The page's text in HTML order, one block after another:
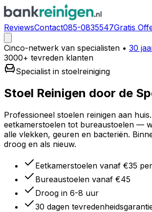
ReviewsContact085-0835547Gratis
Cinco-netwerk van specialisten • 30
3000+ tevreden klanten
Specialist in stoelreiniging
Stoel Reinigen door de
Professioneel stoelen reinigen aan
eetkamerstoelen tot bureaustoelen —
alle vlekken, geuren en bacteriën.
droog en als nieuw.
Eetkamerstoelen vanaf €35
Bureaustoelen vanaf €45
Droog in 6-8 uur
30 dagen